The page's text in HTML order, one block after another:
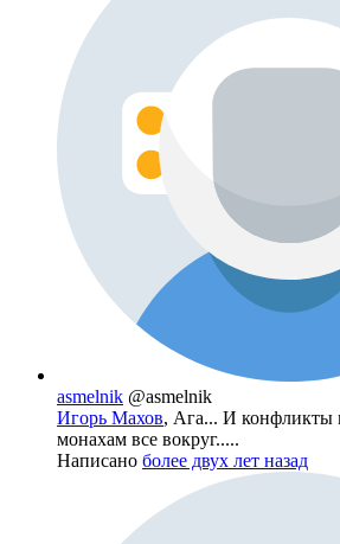
asmelnik @asmelnik
Игорь Махов, Ага... И конфликты
монахам все вокруг.....
Написано более двух лет назад